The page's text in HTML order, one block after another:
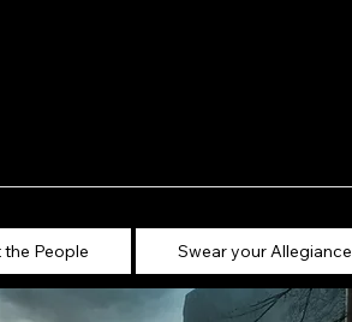
the People Swear your Allegiance